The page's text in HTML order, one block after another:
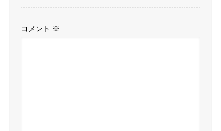
コメント ※